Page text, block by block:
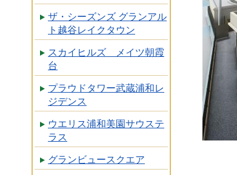
ザ・シーズンズ グランアル
ト越谷レイクタウン
スカイヒルズ メイツ朝霞
台
プラウドタワー武蔵浦和レ
ジデンス
ウエリス浦和美園サウステ
ラス
グランビュースクエア